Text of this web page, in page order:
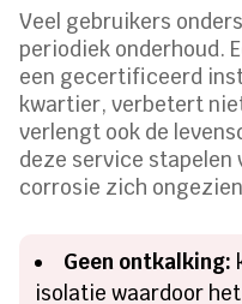
Veel gebruikers
periodiek onderhoud.
een gecertificeerd
kwartier, verbetert
verlengt ook de
deze service stapelen
corrosie zich
Geen ontkalking:
isolatie waardoor